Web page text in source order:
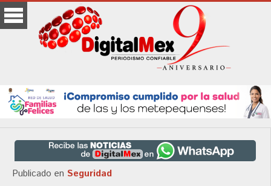
Publicado en Seguridad